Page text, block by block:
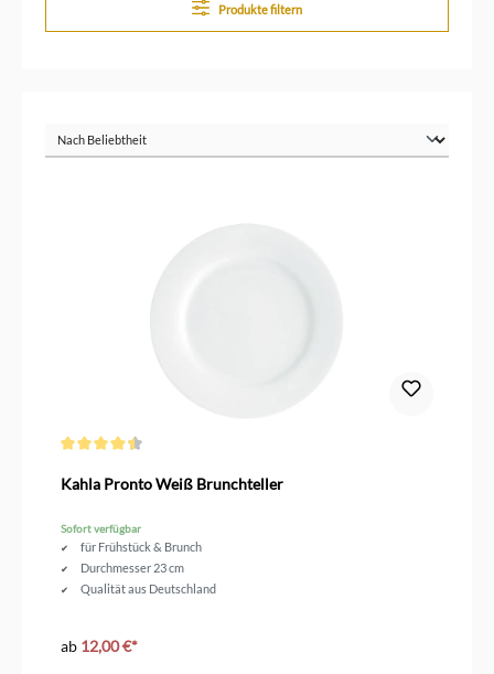
Produkte filtern
Kahla Pronto Weiß Brunchteller
Sofort verfügbar
für Frühstück & Brunch
Durchmesser 23 cm
Qualität aus Deutschland
ab 12,00 €*